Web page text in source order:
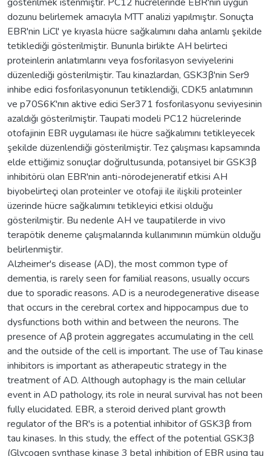
dozunu belirlemek amacıyla MTT analizi yapılmıştır. Sonuçta
EBR'nin LiCl' ye kıyasla hücre sağkalımını daha anlamlı şekilde
tetiklediği gösterilmiştir. Bununla birlikte AH belirteci
proteinlerin anlatımlarını veya fosforilasyon seviyelerini
düzenlediği gösterilmiştir. Tau kinazlardan, GSK3β'nin Ser9
inhibe edici fosforilasyonunun tetiklendiği, CDK5 anlatımının
ve p70S6K'nın aktive edici Ser371 fosforilasyonu seviyesinin
azaldığı gösterilmiştir. Taupati modeli PC12 hücrelerinde
otofajinin EBR uygulaması ile hücre sağkalımını tetikleyecek
şekilde düzenlendiği gösterilmiştir. Tez çalışması kapsamında
elde ettiğimiz sonuçlar doğrultusunda, potansiyel bir GSK3β
inhibitörü olan EBR'nin anti-nörodejeneratif etkisi AH
biyobelirteçi olan proteinler ve otofaji ile ilişkili proteinler
üzerinde hücre sağkalımını tetikleyici etkisi olduğu
gösterilmiştir. Bu nedenle AH ve taupatilerde in vivo
terapötik deneme çalışmalarında kullanımının mümkün olduğu
belirlenmiştir.
Alzheimer's disease (AD), the most common type of
dementia, is rarely seen for familial reasons, usually occurs
due to sporadic reasons. AD is a neurodegenerative disease
that occurs in the cerebral cortex and hippocampus due to
dysfunctions both within and between the neurons. The
presence of Aβ protein aggregates accumulating in the cell
and the outside of the cell is important. The use of Tau kinase
inhibitors is important as atherapeutic strategy in the
treatment of AD. Although autophagy is the main cellular
event in AD pathology, its role in neural survival has not been
fully elucidated. EBR, a steroid derived plant growth
regulator of the BR's is a potential inhibitor of GSK3β from
tau kinases. In this study, the effect of the potential GSK3β
(Glycogen synthase kinase 3 beta) inhibition of EBR using tau